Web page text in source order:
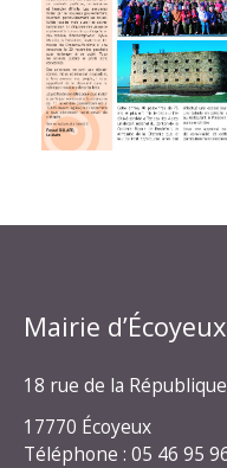
Mairie d’Écoyeux
18 rue de la République
17770 Écoyeux
Téléphone : 05 46 95